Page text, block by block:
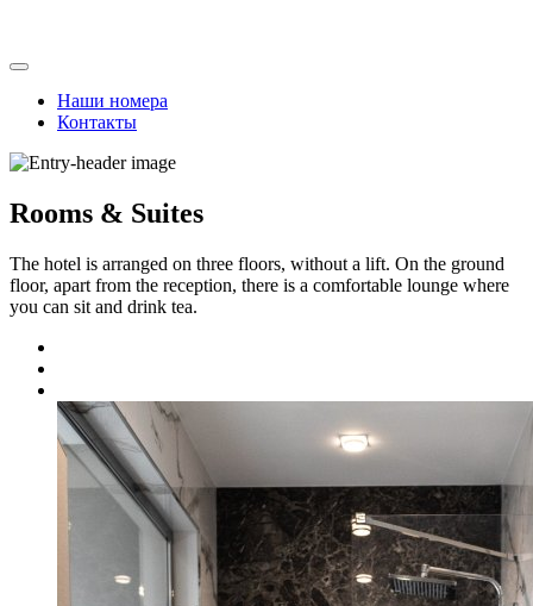
content
Наши номера
Контакты
Rooms & Suites
The hotel is arranged on three floors, without a lift. On the ground
floor, apart from the reception, there is a comfortable lounge where
you can sit and drink tea.